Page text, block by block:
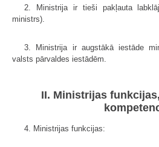
2. Ministrija ir tieši pakļauta
ministrs).
3. Ministrija ir augstākā iestāde
valsts pārvaldes iestādēm.
II. Ministrijas
4. Ministrijas funkcijas: